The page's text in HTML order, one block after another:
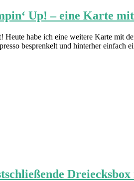
Up! – eine Karte
Heute habe ich eine weitere Karte mit
besprenkelt und hinterher einfach